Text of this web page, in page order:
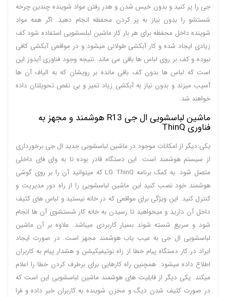
جی را پر کنید و بدون خیس شدن و هدر رفتن مواد شوینده چندین چرخه
شستشو را بدون نیاز به پر کردن محفظه انجام دهید. اگر همه مواد
شوینده داخل محفظه برای هر بار کار ماشین لبلسشویی استفاده شود کف
زیادی ایجاد شده و کار آبکشی طولانی میشود و در مواقعی آبکشی کافی
نبوده و کف بر روی لباس ها باقی می ماند. نتیجه وجود فناوری آیدوز این
است که لباس ها بدون کف باقی مانده بر رویشان که به الیاف آن ها
آسیب میزند و بدون نیاز به آبکشی زیاد تمیز و بی نقص تحویلتان داده
خواهند شد.
ماشین لباسشویی ال جی R13 هوشمند و مجهز به
فناوری ThinQ
یکی دیگر از امکانات موجود در ماشین لباسشویی جدید ال جی برخورداری
از سیستم هوشمند است. این دستگاه قادر بوده تا به وای فای داخلی
متصل شود. به کمک برنامه LG ThinQ که میتوانید آن را بر روی گوشی
هوشمند خود نصب کنید این ماشین لباسشویی را از راه دور مدیریت و
کنترل کنید. این ویژگی برای مواقعی که در خانه نیستید و لباس های کثیف
داخل آن دارید و میخواهید تا رسیدن به خانه کار شستشوی آن ها انجام
شود و سریع شسته شوند بسیار کاربردی میباشد. علاوه بر آن ماشین
لباسشویی ال جی به عیب یاب هوشمند مجهز است. در صورت ایجاد
ایراد در کار دستگاه پیام خطا از راه نوتیفیکیشن و هشدار پیام به کاربران
اطلاع داده میشود. همچنین راه کارهایی برای برطرف کردن خطا را اعلام
میکند. یکی دیگر از قابلیت های هوشمند ماشین لباسشویی این است که
در صورت کثیف شدن دیگ و مخزن شوینده به کاربران خبر داده و فرا